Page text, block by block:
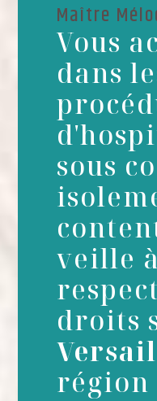
Maître
Vous
dans
sous
veille
droits
région